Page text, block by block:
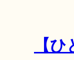
【